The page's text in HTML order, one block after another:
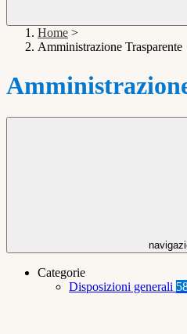
Home >
Amministrazione Trasparente
Categorie
Disposizioni generali